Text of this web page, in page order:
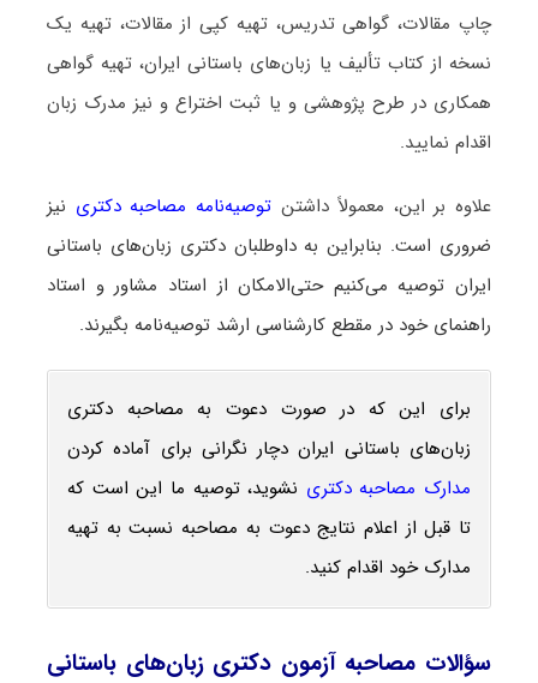
چاپ مقالات، گواهی تدریس، تهیه کپی از مقالات، تهیه یک
نسخه از کتاب تألیف یا زبان‌های باستانی ایران، تهیه گواهی
همکاری در طرح پژوهشی و یا ثبت اختراع و نیز مدرک زبان
اقدام نمایید.
علاوه بر این، معمولاً داشتنتوصیه‌نامه مصاحبه دکتری نیز
ضروری است. بنابراین به داوطلبان دکتری زبان‌های باستانی
ایران توصیه می‌کنیم حتی‌الامکان از استاد مشاور و استاد
راهنمای خود در مقطع کارشناسی ارشد توصیه‌نامه بگیرند.
برای این که در صورت دعوت به مصاحبه دکتری
زبان‌های باستانی ایران دچار نگرانی برای آماده کردن
مدارک مصاحبه دکتری نشوید، توصیه ما این است که
تا قبل از اعلام نتایج دعوت به مصاحبه نسبت به تهیه
مدارک خود اقدام کنید.
سؤالات مصاحبه آزمون دکتری زبان‌های باستانی